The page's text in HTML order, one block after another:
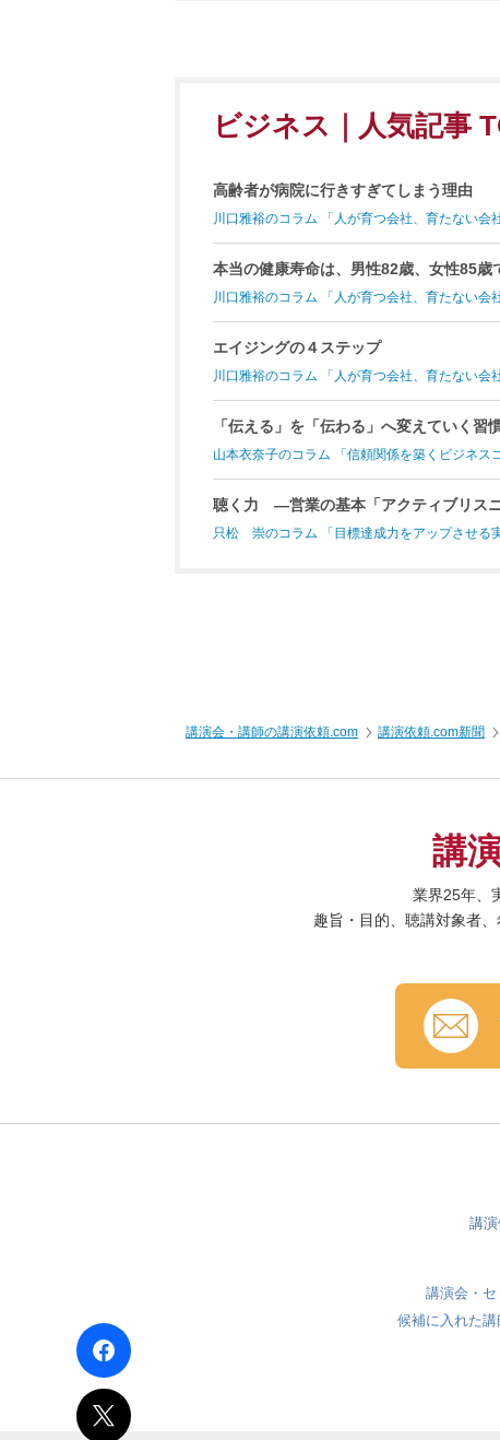
ビジネス｜人気記事
高齢者が病院に行きすぎてしまう理由
川口雅裕のコラム 「人が育つ会社、育たない会社
本当の健康寿命は、男性82歳、女性85歳
川口雅裕のコラム 「人が育つ会社、育たない会社
エイジングの４ステップ
川口雅裕のコラム 「人が育つ会社、育たない会社
「伝える」を「伝わる」へ変えていく習
山本衣奈子のコラム 「信頼関係を築くビジネス
聴く力 ―営業の基本「アクティブリス
只松 崇のコラム 「目標達成力をアップさせる
講演会・講師の講演依頼.com 講演依頼.com新聞
講
業界25年、
趣旨・目的、聴講対象者
講
講演会・
候補に入れた講